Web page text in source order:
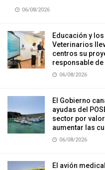
06/08/2026
Educación y
Veterinarios
centros su
responsable
06/08/2026
El Gobierno
ayudas del
sector por
aumentar las
06/08/2026
El avión